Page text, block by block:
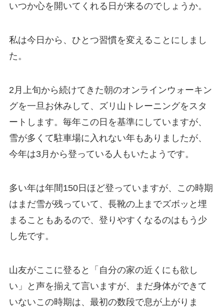
いつか心を開いてくれる日が来るのでしょうか。
私は今日から、ひとつ習慣を変えることにしまし
た。
2月上旬から続けてきた朝のオンラインウォーキン
グを一旦お休みして、ズリ山トレーニングをスタ
ートします。毎年この日を基準にしていますが、
雪が多くて駐車場に入れない年もありましたが、
今年は3月から登っている人もいたようです。
多い年は年間150日ほど登っていますが、この時期
はまだ雪が残っていて、長靴の上までズボッと埋
まることもあるので、登りやすくなるのはもう少
し先です。
山友がここに登ると「自分の家の近くにも欲し
い」と声を揃えて言いますが、まだ身体ができて
いないこの時期は、最初の数段で息が上がりま